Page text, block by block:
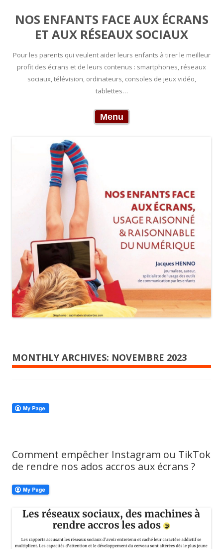
NOS ENFANTS FACE AUX ÉCRANS
ET AUX RÉSEAUX SOCIAUX
Pour les parents qui veulent aider leurs enfants à tirer le meilleur
profit des écrans et de leurs contenus : smartphones, réseaux
sociaux, télévision, ordinateurs, consoles de jeux vidéo,
tablettes…
Menu
MONTHLY ARCHIVES: NOVEMBRE 2023
Comment empêcher Instagram ou TikTok
de rendre nos ados accros aux écrans ?